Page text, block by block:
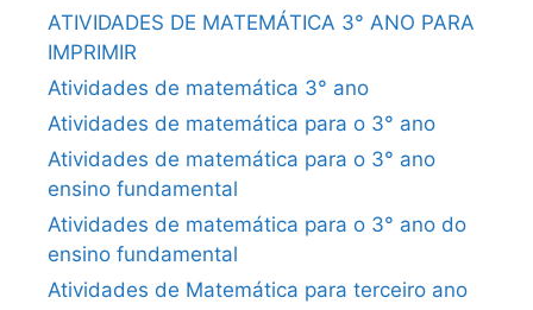
ATIVIDADES DE MATEMÁTICA 3° ANO PARA
IMPRIMIR
Atividades de matemática 3° ano
Atividades de matemática para o 3° ano
Atividades de matemática para o 3° ano
ensino fundamental
Atividades de matemática para o 3° ano do
ensino fundamental
Atividades de Matemática para terceiro ano